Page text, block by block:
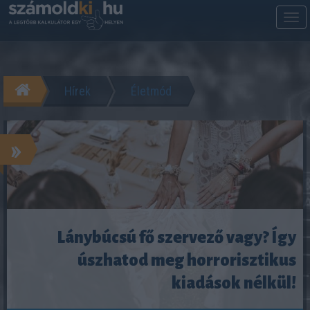
Hírek Életmód
»
Lánybúcsú fő szervező vagy? Így
úszhatod meg horrorisztikus
kiadások nélkül!